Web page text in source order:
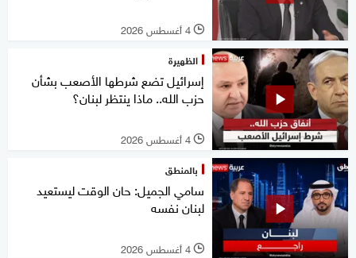
l 4 أغسطس 2026
الظهيرة
إسرائيل تضع شرطها الأصعب بشأن
حزب الله.. ماذا ينتظر لبنان؟
l 4 أغسطس 2026
بالمنطق
سامي الجميل: حان الوقت ليستعيد
لبنان نفسه
l 4 أغسطس 2026